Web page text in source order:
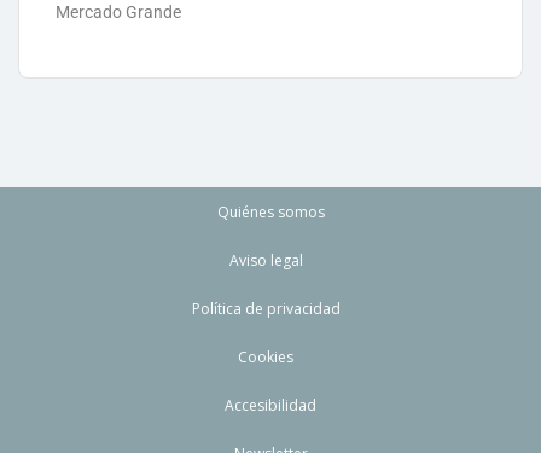
Mercado Grande
Quiénes somos
Aviso legal
Política de privacidad
Cookies
Accesibilidad